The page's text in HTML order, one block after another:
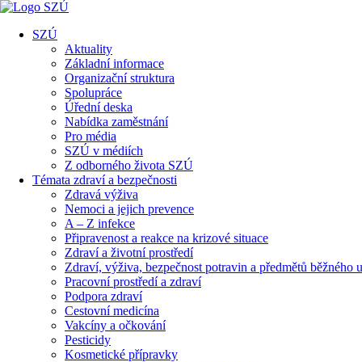
SZÚ
Aktuality
Základní informace
Organizační struktura
Spolupráce
Úřední deska
Nabídka zaměstnání
Pro média
SZÚ v médiích
Z odborného života SZÚ
Témata zdraví a bezpečnosti
Zdravá výživa
Nemoci a jejich prevence
A – Z infekce
Připravenost a reakce na krizové situace
Zdraví a životní prostředí
Zdraví, výživa, bezpečnost potravin a předmětů běžného
Pracovní prostředí a zdraví
Podpora zdraví
Cestovní medicína
Vakcíny a očkování
Pesticidy
Kosmetické přípravky